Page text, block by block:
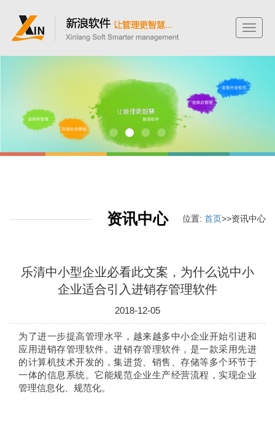
Toggle
资讯中心您当前的位置: 首页>>资讯中心
乐清中小型企业必看此文案，为什么说中小
企业适合引入进销存管理软件
2018-12-05
为了进一步提高管理水平，越来越多中小企业开始引进和
应用进销存管理软件。进销存管理软件，是一款采用先进
的计算机技术开发的，集进货、销售、存储等多个环节于
一体的信息系统。它能规范企业生产经营流程，实现企业
管理信息化、规范化。